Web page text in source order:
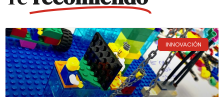
INNOVACIÓN